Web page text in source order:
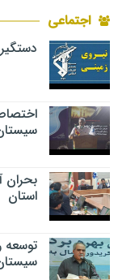
اجتماعی
دستگیری ۸ نفر از
بحران
استان
توسعه